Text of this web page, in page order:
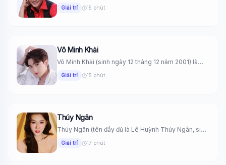
Giải trí 15 phút
Võ Minh Khải
Võ Minh Khải (sinh ngày 12 tháng 12 năm 2001) là
Giải trí 15 phút
Thúy Ngân
Thúy Ngân (tên đầy đủ là Lê Huỳnh Thúy Ngân, sinh
Giải trí 17 phút